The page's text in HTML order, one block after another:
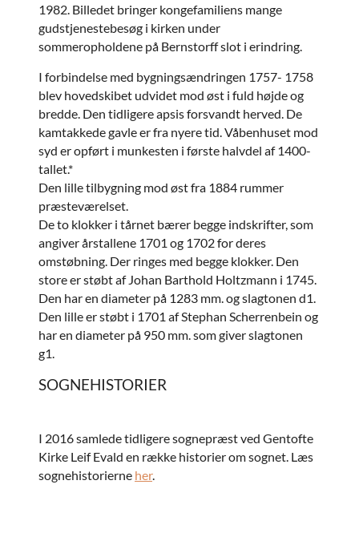
1982. Billedet bringer kongefamiliens mange
gudstjenestebesøg i kirken under
sommeropholdene på Bernstorff slot i erindring.
I forbindelse med bygningsændringen 1757- 1758
blev hovedskibet udvidet mod øst i fuld højde og
bredde. Den tidligere apsis forsvandt herved. De
kamtakkede gavle er fra nyere tid. Våbenhuset mod
syd er opført i munkesten i første halvdel af 1400-
tallet.*
Den lille tilbygning mod øst fra 1884 rummer
præsteværelset.
De to klokker i tårnet bærer begge indskrifter, som
angiver årstallene 1701 og 1702 for deres
omstøbning. Der ringes med begge klokker. Den
store er støbt af Johan Barthold Holtzmann i 1745.
Den har en diameter på 1283 mm. og slagtonen d1.
Den lille er støbt i 1701 af Stephan Scherrenbein og
har en diameter på 950 mm. som giver slagtonen
g1.
SOGNEHISTORIER
I 2016 samlede tidligere sognepræst ved Gentofte
Kirke Leif Evald en række historier om sognet. Læs
sognehistorierne her.